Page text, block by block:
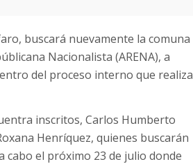
buscará nuevamente la comuna
Nacionalista (ARENA), a
del proceso interno que realiza
inscritos, Carlos Humberto
Henríquez, quienes buscarán
cabo el próximo 23 de julio donde